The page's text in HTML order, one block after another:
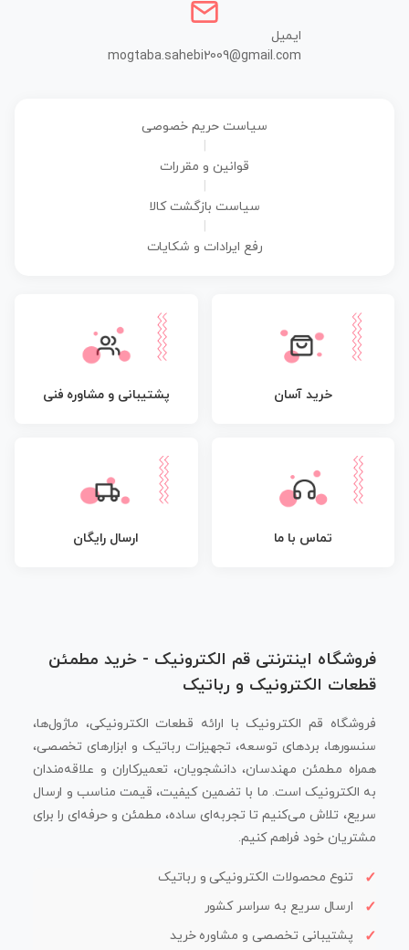
ایمیل
mogtaba.sahebi2009@gmail.com
سیاست حریم خصوصی
قوانین و مقررات
سیاست بازگشت کالا
رفع ایرادات و شکایات
خرید آسان پشتیبانی و مشاوره فنی
تماس با ما ارسال رایگان
فروشگاه اینترنتی قم الکترونیک - خرید مطمئن
قطعات الکترونیک و رباتیک
فروشگاه قم الکترونیک با ارائه قطعات الکترونیکی، ماژول‌ها،
سنسورها، بردهای توسعه، تجهیزات رباتیک و ابزارهای تخصصی،
همراه مطمئن مهندسان، دانشجویان، تعمیرکاران و علاقه‌مندان
به الکترونیک است. ما با تضمین کیفیت، قیمت مناسب و ارسال
سریع، تلاش می‌کنیم تا تجربه‌ای ساده، مطمئن و حرفه‌ای را برای
مشتریان خود فراهم کنیم.
تنوع محصولات الکترونیکی و رباتیک
ارسال سریع به سراسر کشور
پشتیبانی تخصصی و مشاوره خرید